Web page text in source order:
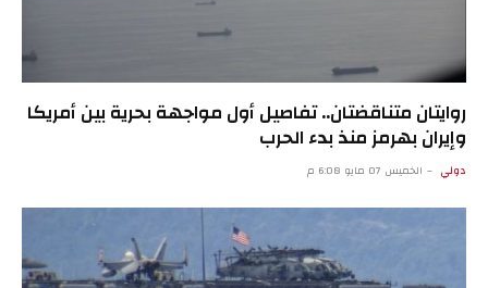
روايتان متناقضتان.. تفاصيل أول مواجهة بحرية بين أمريكا
وإيران بهرمز منذ بدء الحرب
دولي الخميس 07 مايو 6:08 م